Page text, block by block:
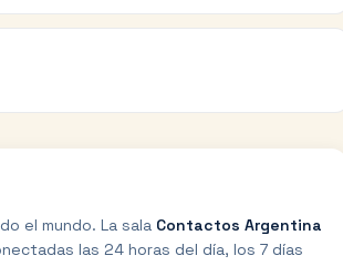
el mundo. La sala Contactos Argentina
las 24 horas del día, los 7 días